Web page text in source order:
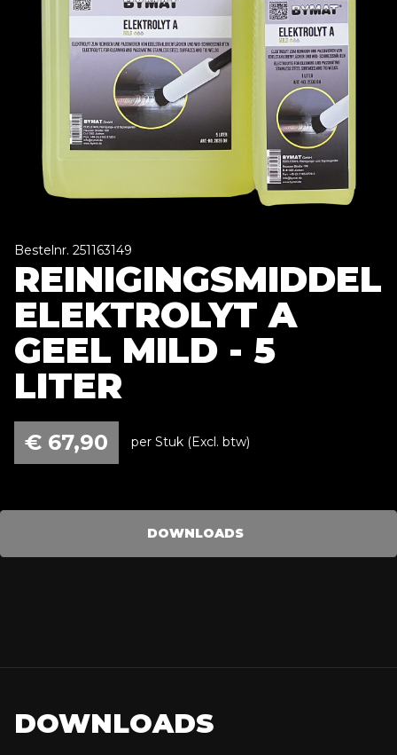
Bestelnr. 251163149
REINIGINGSMIDDEL
ELEKTROLYT A
GEEL MILD - 5
LITER
€ 67,90 per Stuk (Excl. btw)
DOWNLOADS
DOWNLOADS